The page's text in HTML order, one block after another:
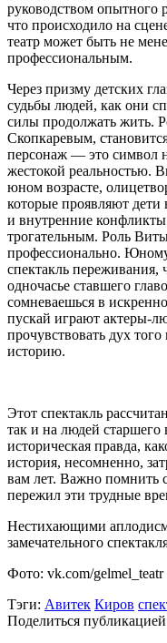
руководством опытного
что происходило на
театр может быть не
профессиональным.
Через призму детских
судьбы людей, как они
силы продолжать жить.
Скопкаревым,
персонаж — это символ
жестокой реальностью.
юном возрасте,
которые проявляют
и внутренние
трогательным. Роль
профессионально. Юному
спектакль переживания,
одночасье ставшего
сомневаешься в
пускай играют актеры-
прочувствовать дух
историю.
Этот спектакль
так и на людей старшего
историческая правда,
история, несомненно,
вам лет. Важно помнить
пережил эти трудные
Нестихающими
замечательного
Фото: vk.com/gelmel_teatr
Тэги: Авитек Киров
Поделиться публикацией